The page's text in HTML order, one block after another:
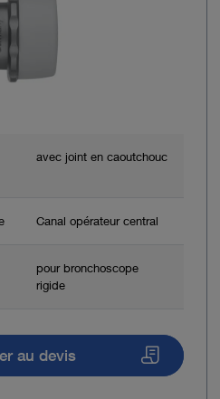
avec joint en caoutchouc
Canal opérateur central
pour bronchoscope
rigide
au devis